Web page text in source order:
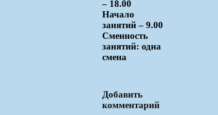
– 18.00
Начало
занятий – 9.00
Сменность
занятий: одна
смена
Добавить
комментарий